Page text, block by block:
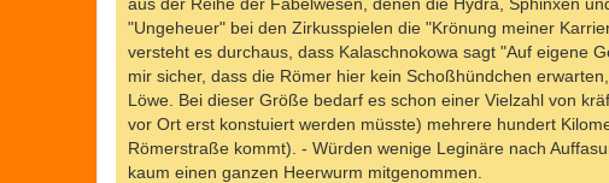
"Ungeheuer" bei den Zirkusspielen die "Krönung meiner
versteht es durchaus, dass Kalaschnokowa sagt "Auf eigene
mir sicher, dass die Römer hier kein Schoßhündchen
Löwe. Bei dieser Größe bedarf es schon einer Vielzahl von
vor Ort erst konstuiert werden müsste) mehrere hundert
Römerstraße kommt). - Würden wenige Leginäre nach
kaum einen ganzen Heerwurm mitgenommen.